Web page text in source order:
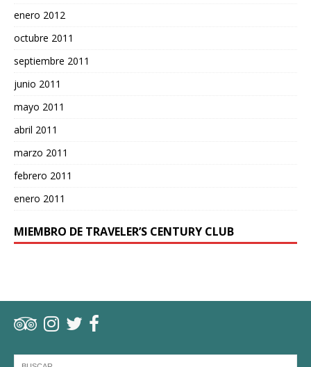
enero 2012
octubre 2011
septiembre 2011
junio 2011
mayo 2011
abril 2011
marzo 2011
febrero 2011
enero 2011
MIEMBRO DE TRAVELER’S CENTURY CLUB